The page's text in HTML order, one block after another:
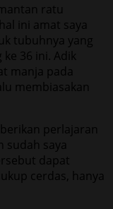
ratu
ini amat saya
tubuhnya yang
36 ini. Adik
manja pada
membiasakan
perlajaran
sudah saya
dapat
cerdas, hanya